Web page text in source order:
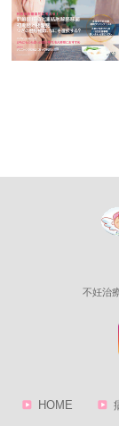
不妊治
HOME